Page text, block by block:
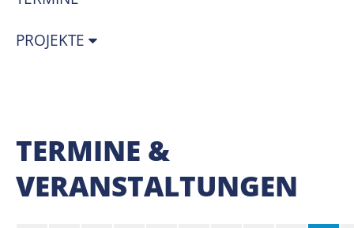
PROJEKTE
TERMINE &
VERANSTALTUNGEN